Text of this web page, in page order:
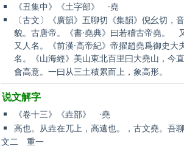
《丑集中》《土字部》 ·堯
〔古文〕《廣韻》五聊切《集韻》倪幺切
貌。古唐帝。《書·堯典》曰若稽古帝堯
又人名。《前漢·高帝紀》帝擢趙堯爲御史
名。《山海經》美山東北百里曰大堯山，
會高意。一曰从三土積累而上，象高形。
说文解字
《卷十三》《垚部》 ·堯
高也。从垚在兀上，高遠也。，古文堯。吾
文二 重一